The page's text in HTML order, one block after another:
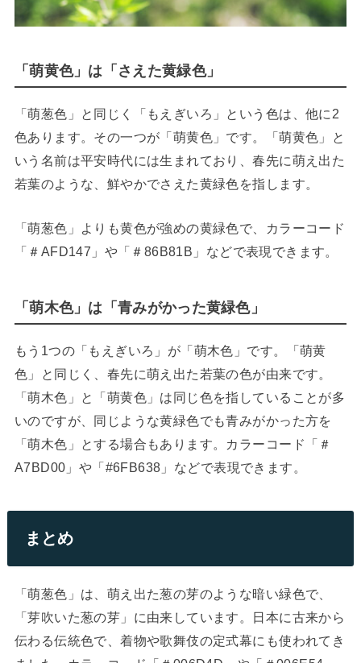
「萌黄色」は「さえた黄緑色」
「萌葱色」と同じく「もえぎいろ」という色は、他に2
色あります。その一つが「萌黄色」です。「萌黄色」と
いう名前は平安時代には生まれており、春先に萌え出た
若葉のような、鮮やかでさえた黄緑色を指します。
「萌葱色」よりも黄色が強めの黄緑色で、カラーコード
「＃AFD147」や「＃86B81B」などで表現できます。
「萌木色」は「青みがかった黄緑色」
もう1つの「もえぎいろ」が「萌木色」です。「萌黄
色」と同じく、春先に萌え出た若葉の色が由来です。
「萌木色」と「萌黄色」は同じ色を指していることが多
いのですが、同じような黄緑色でも青みがかった方を
「萌木色」とする場合もあります。カラーコード「＃
A7BD00」や「#6FB638」などで表現できます。
まとめ
「萌葱色」は、萌え出た葱の芽のような暗い緑色で、
「芽吹いた葱の芽」に由来しています。日本に古来から
伝わる伝統色で、着物や歌舞伎の定式幕にも使われてき